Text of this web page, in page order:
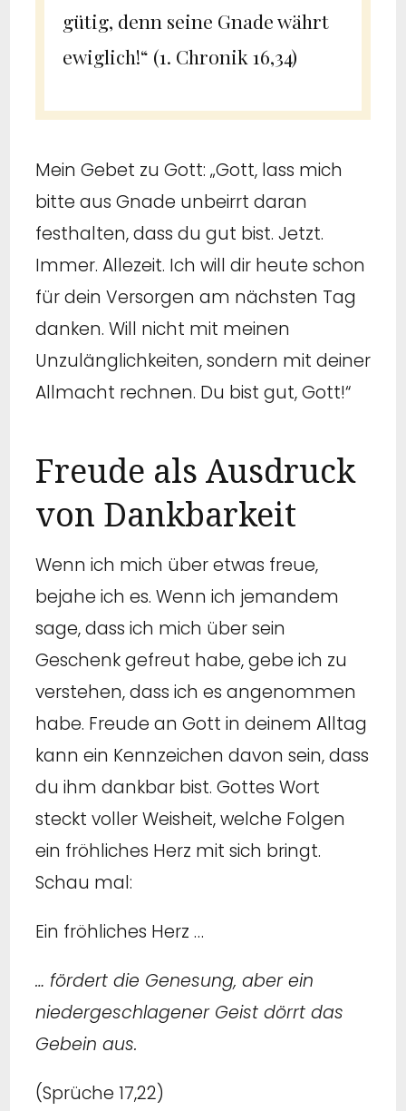
gütig, denn seine Gnade währt
ewiglich!“ (1. Chronik 16,34)
Mein Gebet zu Gott: „Gott, lass mich
bitte aus Gnade unbeirrt daran
festhalten, dass du gut bist. Jetzt.
Immer. Allezeit. Ich will dir heute schon
für dein Versorgen am nächsten Tag
danken. Will nicht mit meinen
Unzulänglichkeiten, sondern mit deiner
Allmacht rechnen. Du bist gut, Gott!“
Freude als Ausdruck
von Dankbarkeit
Wenn ich mich über etwas freue,
bejahe ich es. Wenn ich jemandem
sage, dass ich mich über sein
Geschenk gefreut habe, gebe ich zu
verstehen, dass ich es angenommen
habe. Freude an Gott in deinem Alltag
kann ein Kennzeichen davon sein, dass
du ihm dankbar bist. Gottes Wort
steckt voller Weisheit, welche Folgen
ein fröhliches Herz mit sich bringt.
Schau mal:
Ein fröhliches Herz …
… fördert die Genesung, aber ein
niedergeschlagener Geist dörrt das
Gebein aus.
(Sprüche 17,22)